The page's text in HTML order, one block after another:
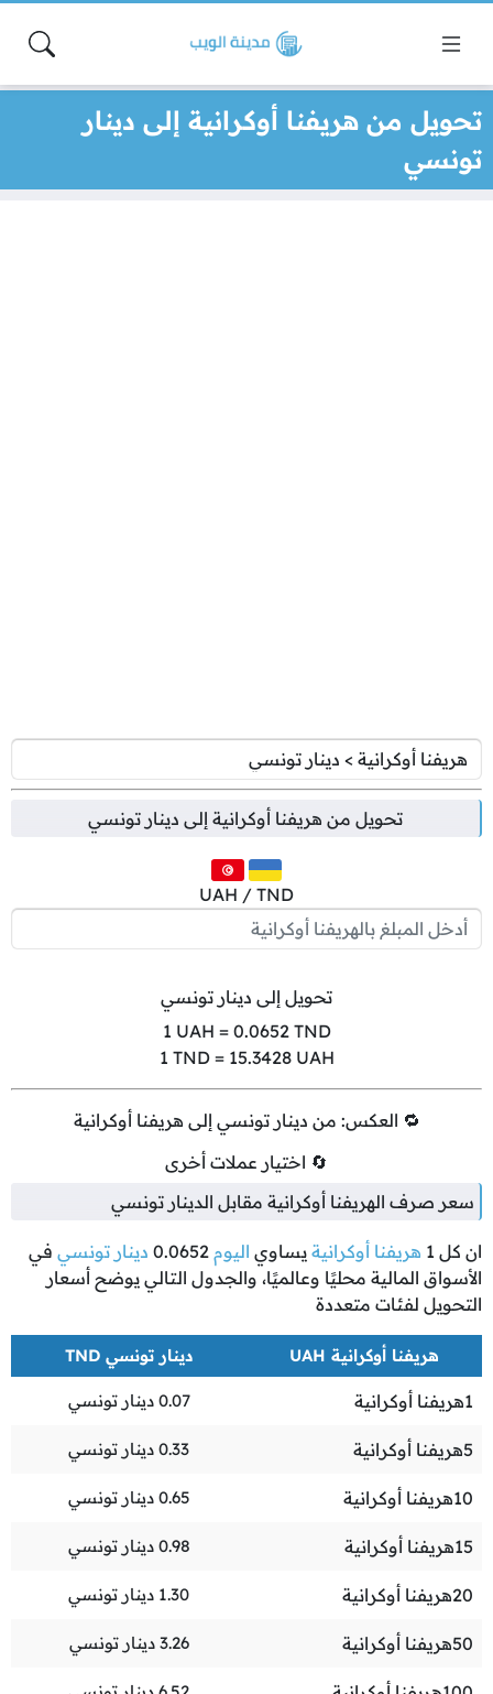
تحويل من هريفنا أوكرانية إلى دينار
تونسي
تحويل من هريفنا أوكرانية إلى دينار تونسي
UAH / TND
تحويل إلى دينار تونسي
1 UAH = 0.0652TND
1 TND = 15.3428UAH
🔁 العكس: من دينار تونسي إلى هريفنا أوكرانية
🔄 اختيار عملات أخرى
سعر صرف الهريفنا أوكرانية مقابل الدينار تونسي
ان كل 1 هريفنا أوكرانية يساوي اليوم 0.0652 دينار تونسي في
الأسواق المالية محليًا وعالميًا، والجدول التالي يوضح أسعار
التحويل لفئات متعددة
هريفنا أوكرانية UAH دينار تونسي TND
1هريفنا أوكرانية 0.07 دينار تونسي
5هريفنا أوكرانية 0.33 دينار تونسي
10هريفنا أوكرانية 0.65 دينار تونسي
15هريفنا أوكرانية 0.98 دينار تونسي
20هريفنا أوكرانية 1.30 دينار تونسي
50هريفنا أوكرانية 3.26 دينار تونسي